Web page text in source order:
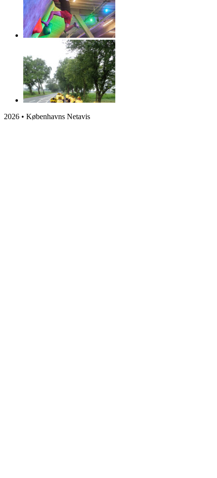
2026 • Københavns Netavis